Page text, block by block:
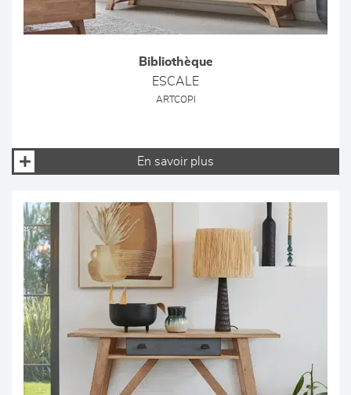
Bibliothèque
ESCALE
ARTCOPI
En savoir plus